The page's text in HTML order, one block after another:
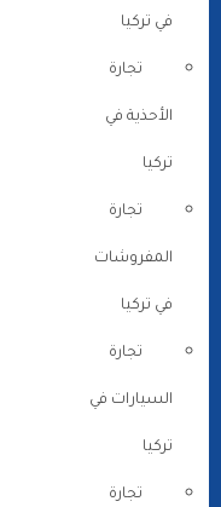
في تركيا
تجارة
الأحذية في
تركيا
تجارة
المفروشات
في تركيا
تجارة
السيارات في
تركيا
تجارة